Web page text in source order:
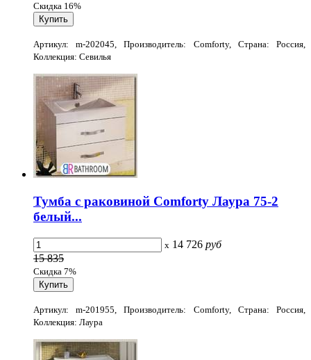
Скидка 16%
Артикул: m-202045, Производитель: Comforty, Страна: Россия,
Коллекция: Севилья
Тумба с раковиной Comforty Лаура 75-2
белый...
x 14 726 руб
15 835
Скидка 7%
Артикул: m-201955, Производитель: Comforty, Страна: Россия,
Коллекция: Лаура